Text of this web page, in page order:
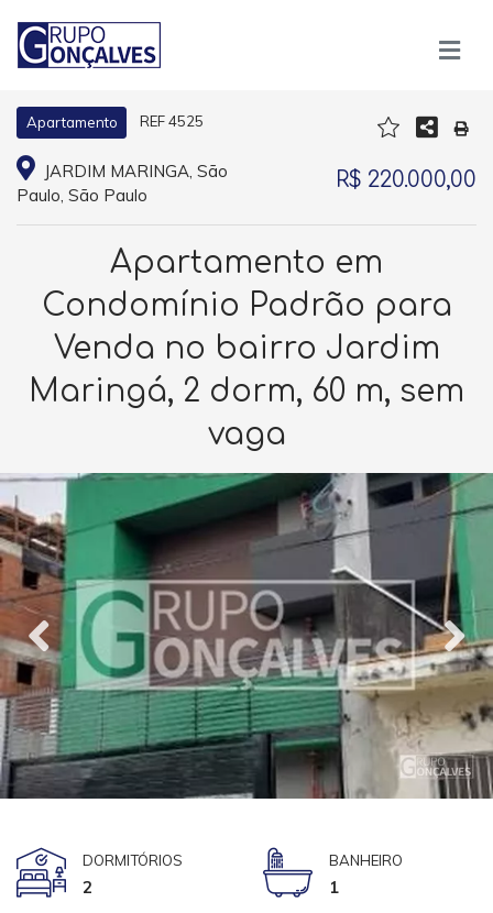
Apartamento REF 4525
JARDIM MARINGA, São
Paulo, São Paulo
R$ 220.000,00
Apartamento em
Condomínio Padrão para
Venda no bairro Jardim
Maringá, 2 dorm, 60 m, sem
vaga
DORMITÓRIOS
2
BANHEIRO
1